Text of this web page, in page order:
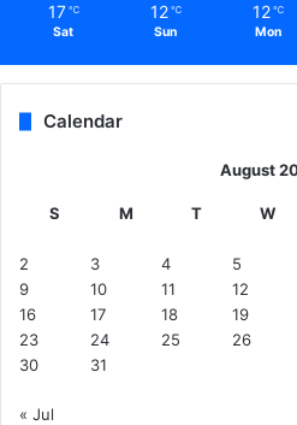
17 ℃
Sat
12 ℃
Sun
12 ℃
Mon
Calendar
August
S M T W
2
3 4 5
9
10 11 12
16
17 18 19
23
24 25 26
30
31
« Jul